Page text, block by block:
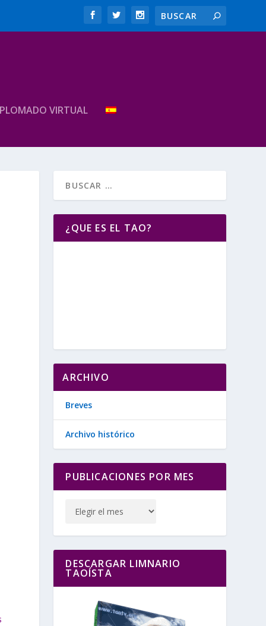
VIRTUAL
¿QUE ES EL TAO?
ARCHIVO
Breves
Archivo histórico
PUBLICACIONES POR MES
DESCARGAR LIMNARIO
TAOÍSTA